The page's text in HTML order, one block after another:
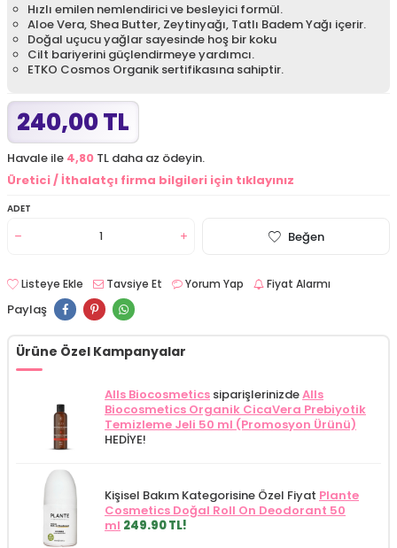
Hızlı emilen nemlendirici ve besleyici formül.
Aloe Vera, Shea Butter, Zeytinyağı, Tatlı Badem Yağı içerir.
Doğal uçucu yağlar sayesinde hoş bir koku
Cilt bariyerini güçlendirmeye yardımcı.
ETKO Cosmos Organik sertifikasına sahiptir.
240,00 TL
Havale ile 4,80 TL daha az ödeyin.
Üretici / İthalatçı firma bilgileri için tıklayınız
ADET
Beğen
Listeye Ekle Tavsiye Et Yorum Yap Fiyat Alarmı
Paylaş
Ürüne Özel Kampanyalar
Alls Biocosmetics siparişlerinizdeAlls
Biocosmetics Organik CicaVera Prebiyotik
Temizleme Jeli 50 ml (Promosyon Ürünü)
HEDİYE!
Kişisel Bakım Kategorisine Özel Fiyat Plante
Cosmetics Doğal Roll On Deodorant 50
ml 249.90 TL!